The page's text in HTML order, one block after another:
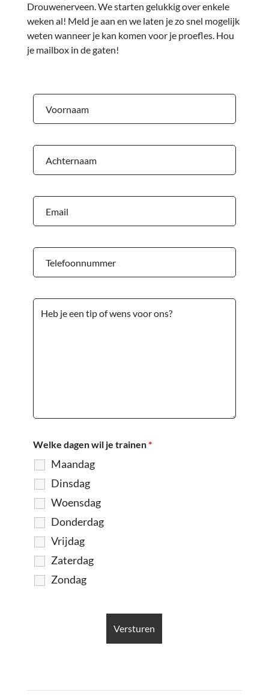
Drouwenerveen. We starten gelukkig over enkele
weken al! Meld je aan en we laten je zo snel mogelijk
weten wanneer je kan komen voor je proefles. Hou
je mailbox in de gaten!
Welke dagen wil je trainen*
Maandag
Dinsdag
Woensdag
Donderdag
Vrijdag
Zaterdag
Zondag